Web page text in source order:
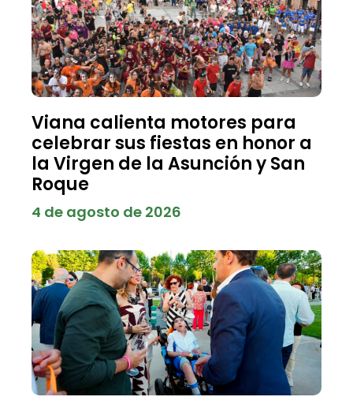
Viana calienta motores para
celebrar sus fiestas en honor a
la Virgen de la Asunción y San
Roque
4 de agosto de 2026